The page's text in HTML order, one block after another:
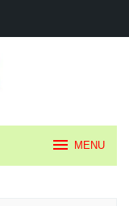
MENU